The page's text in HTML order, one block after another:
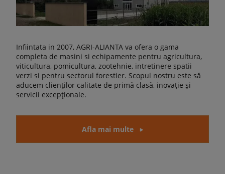
Infiintata in 2007, AGRI-ALIANTA va ofera o gama
completa de masini si echipamente pentru agricultura,
viticultura, pomicultura, zootehnie, intretinere spatii
verzi si pentru sectorul forestier. Scopul nostru este să
aducem clienților calitate de primă clasă, inovație și
servicii excepționale.
Afla mai multe